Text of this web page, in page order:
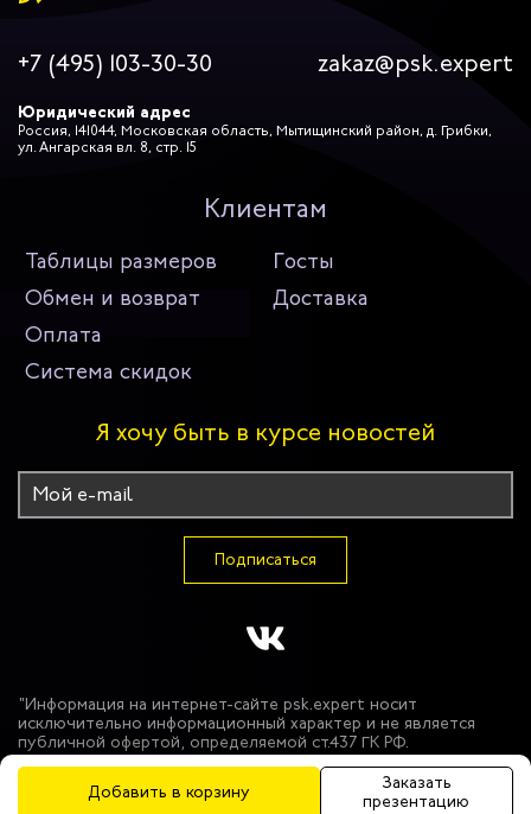
Добавить в корзину
Заказать
презентацию
+7 (495) 103-30-30 zakaz@psk.expert
Юридический адрес
Россия, 141044, Московская область, Мытищинский район, д. Грибки,
ул. Ангарская вл. 8, стр. 15
Клиентам
Таблицы размеров
Госты
Обмен и возврат
Доставка
Оплата
Система скидок
Я хочу быть в курсе новостей
Подписаться
"Информация на интернет-сайте psk.expert носит
исключительно информационный характер и не является
публичной офертой, определяемой ст.437 ГК РФ.
Производитель оставляет за собой право в одностороннем
порядке вносить изменения в состав материалов,
используемых в производстве продукции, при условии